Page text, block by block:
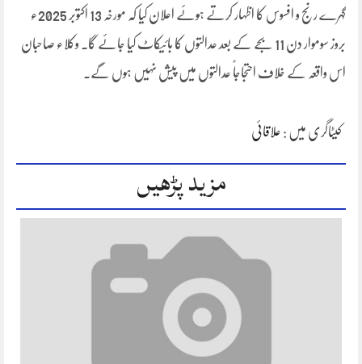
گہرے رنج و افسوس کا اظہار کرتے ہوئے اعلان کیا کہ مورخہ 13 اکتوبر 2025ء
بروز سوموار دن 11 بجے کے بعد عدالتوں کا بائیکاٹ کیا جائے گا۔ وکلاء صاحبان
اس واقعہ کے خلاف احتجاجاً عدالتوں میں پیش نہیں ہوں گے۔
کیٹاگری میں : علاقائی
مزید پڑھیں